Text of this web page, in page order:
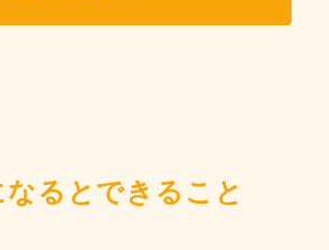
なるとできること